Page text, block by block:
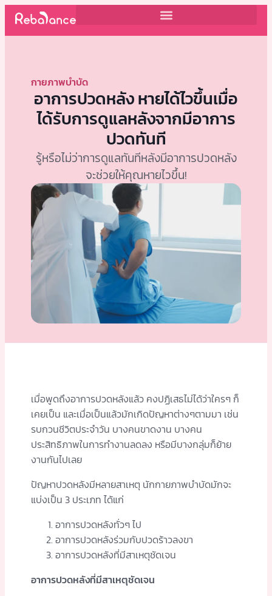
กายภาพบำบัด
อาการปวดหลัง หายได้ไวขึ้นเมื่อ
ได้รับการดูแลหลังจากมีอาการ
ปวดทันที
รู้หรือไม่ว่าการดูแลทันทีหลังมีอาการปวดหลัง
จะช่วยให้คุณหายไวขึ้น!
เมื่อพูดถึงอาการปวดหลังแล้ว คงปฏิเสธไม่ได้ว่าใครๆ ก็
เคยเป็น และเมื่อเป็นแล้วมักเกิดปัญหาต่างๆตามมา เช่น
รบกวนชีวิตประจำวัน บางคนขาดงาน บางคน
ประสิทธิภาพในการทำงานลดลง หรือมีบางกลุ่มก็ย้าย
งานกันไปเลย
ปัญหาปวดหลังมีหลายสาเหตุ นักกายภาพบำบัดมักจะ
แบ่งเป็น 3 ประเภท ได้แก่
อาการปวดหลังทั่วๆ ไป
อาการปวดหลังร่วมกับปวดร้าวลงขา
อาการปวดหลังที่มีสาเหตุชัดเจน
อาการปวดหลังที่มีสาเหตุชัดเจน